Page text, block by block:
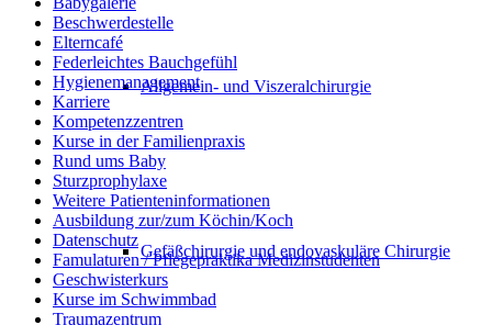
Allgemein- und Viszeralchirurgie
Gefäßchirurgie und endovaskuläre Chirurgie
Beschwerdestelle
Elterncafé
Federleichtes Bauchgefühl
Hygienemanagement
Karriere
Kompetenzzentren
Kurse in der Familienpraxis
Rund ums Baby
Sturzprophylaxe
Weitere Patienteninformationen
Ausbildung zur/zum Köchin/Koch
Datenschutz
Famulaturen / Pflegepraktika Medizinstudenten
Geschwisterkurs
Kurse im Schwimmbad
Traumazentrum